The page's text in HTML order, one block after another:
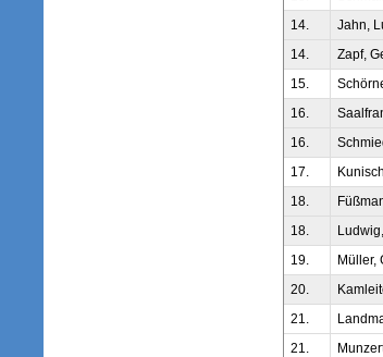
14.
Jahn,
14.
Zapf,
15.
16.
16.
17.
18.
18.
19.
Müller,
20.
21.
21.